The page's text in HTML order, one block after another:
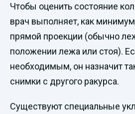
Чтобы оценить состояние
врач выполняет, как
прямой проекции (обычно
положении лежа или стоя).
необходимым, он назначит
снимки с другого ракурса.
Существуют специальные